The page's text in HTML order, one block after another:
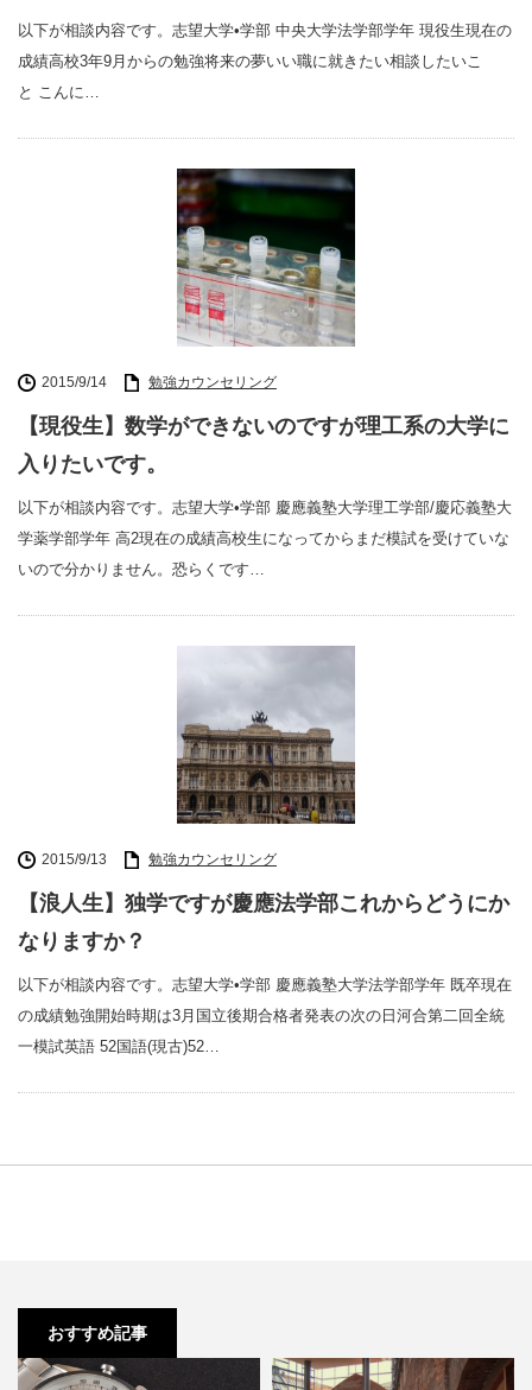
以下が相談内容です。志望大学•学部 中央大学法学部学年 現役生現在の
成績高校3年9月からの勉強将来の夢いい職に就きたい相談したいこ
と こんに…
2015/9/14 勉強カウンセリング
【現役生】数学ができないのですが理工系の大学に
入りたいです。
以下が相談内容です。志望大学•学部 慶應義塾大学理工学部/慶応義塾大
学薬学部学年 高2現在の成績高校生になってからまだ模試を受けていな
いので分かりません。恐らくです…
2015/9/13 勉強カウンセリング
【浪人生】独学ですが慶應法学部これからどうにか
なりますか？
以下が相談内容です。志望大学•学部 慶應義塾大学法学部学年 既卒現在
の成績勉強開始時期は3月国立後期合格者発表の次の日河合第二回全統
一模試英語 52国語(現古)52…
おすすめ記事